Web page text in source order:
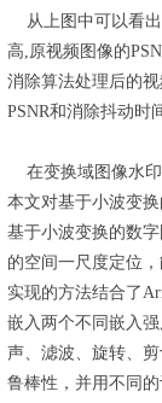
从上图中可以看出
高,原视频图像的
消除算法处理后的
PSNR和消除抖动时
在变换域图像水印
本文对基于小波变
基于小波变换的数
的空间一尺度定位
实现的方法结合了
嵌入两个不同嵌入
声、滤波、旋转、
鲁棒性，并用不同